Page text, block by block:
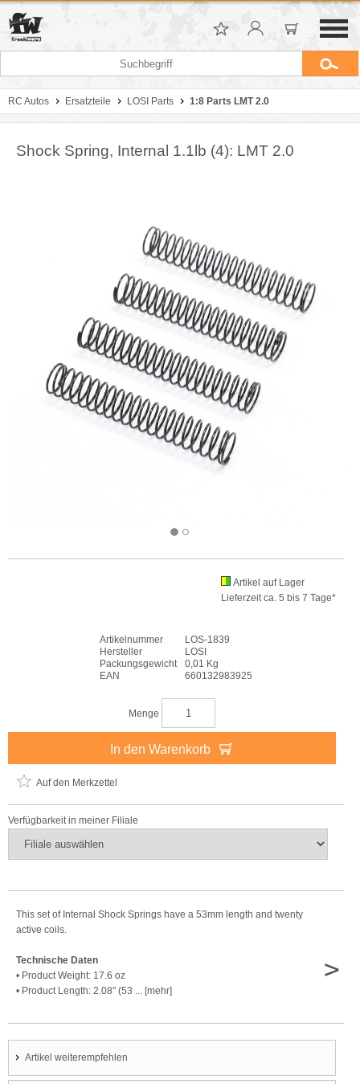
RC Autos Ersatzteile LOSI Parts 1:8 Parts LMT 2.0
Shock Spring, Internal 1.1lb (4): LMT 2.0
Artikel auf Lager
Lieferzeit ca. 5 bis 7 Tage*
Artikelnummer
LOS-1839
Hersteller
LOSI
Packungsgewicht
0,01 Kg
EAN
660132983925
Menge
In den Warenkorb
Auf den Merkzettel
Verfügbarkeit in meiner Filiale
This set of Internal Shock Springs have a 53mm length and twenty
active coils.
Technische Daten
• Product Weight: 17.6 oz
• Product Length: 2.08" (53 ... [mehr]
>
Artikel weiterempfehlen